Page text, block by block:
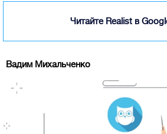
Читайте Realist в
Вадим Михальченко